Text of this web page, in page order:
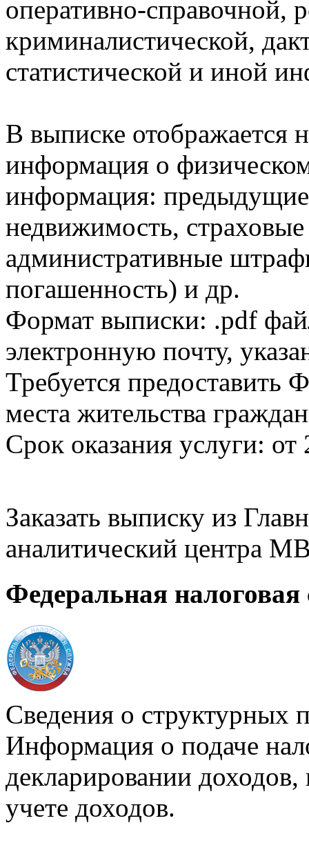
оперативно-справочной,
криминалистической,
статистической и иной
В выписке отображается
информация о
информация:
недвижимость,
административные
погашенность) и др.
Формат выписки: .pdf
электронную почту,
Требуется
места жительства
Срок оказания услуги: от
Заказать выписку из
аналитический центра
Федеральная налоговая
Сведения о структурных
Информация о подаче
декларировании доходов,
учете доходов.